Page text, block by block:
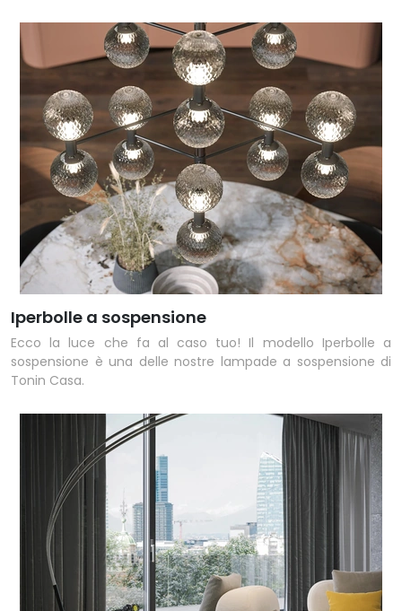
Iperbolle a sospensione
Ecco la luce che fa al caso tuo! Il modello Iperbolle a
sospensione è una delle nostre lampade a sospensione di
Tonin Casa.